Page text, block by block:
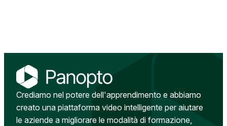
Crediamo nel potere dell'apprendimento e abbiamo
creato una piattaforma video intelligente per aiutare
le aziende a migliorare le modalità di formazione,